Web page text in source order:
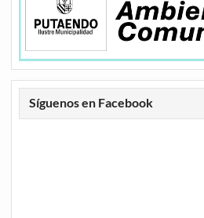
Síguenos en Facebook